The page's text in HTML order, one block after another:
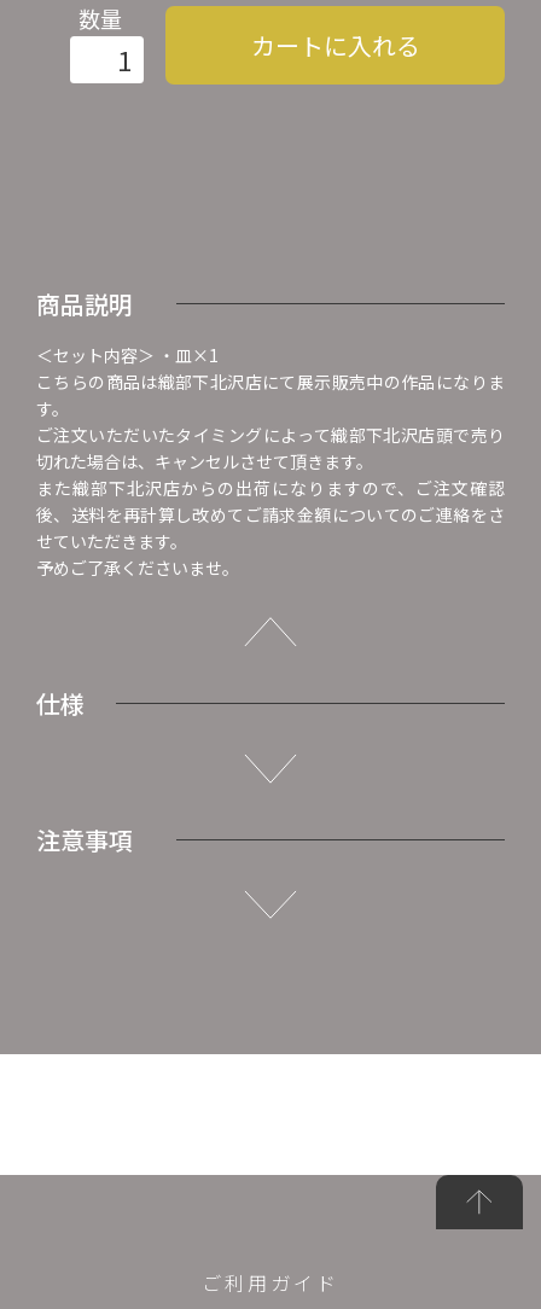
数量
カートに入れる
商品説明
＜セット内容＞ ・皿×1
こちらの商品は織部下北沢店にて展示販売中の作品になりま
す。
ご注文いただいたタイミングによって織部下北沢店頭で売り
切れた場合は、キャンセルさせて頂きます。
また織部下北沢店からの出荷になりますので、ご注文確認
後、送料を再計算し改めてご請求金額についてのご連絡をさ
せていただきます。
予めご了承くださいませ。
仕様
注意事項
ご利用ガイド